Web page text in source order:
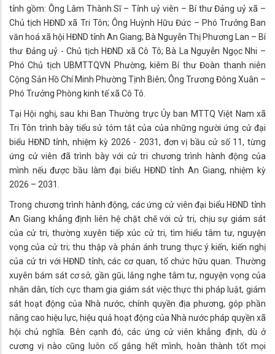
tỉnh gồm: Ông Lâm Thành Sĩ – Tỉnh uỷ viên – Bí thư Đảng uỷ xã –
Chủ tịch HĐND xã Tri Tôn; Ông Huỳnh Hữu Đức – Phó Trưởng Ban
văn hoá xã hội HĐND tỉnh An Giang; Bà Nguyễn Thị Phương Lan – Bí
thư Đảng uỷ - Chủ tịch HĐND xã Cô Tô; Bà La Nguyễn Ngọc Nhi –
Phó Chủ tịch UBMTTQVN Phường, kiêm Bí thư Đoàn thanh niên
Cộng Sản Hồ Chí Minh Phường Tịnh Biên; Ông Trương Đông Xuân –
Phó Trưởng Phòng kinh tế xã Cô Tô.
Tại Hội nghị, sau khi Ban Thường trực Ủy ban MTTQ Việt Nam xã
Tri Tôn trình bày tiểu sử tóm tắt của của những người ứng cử đại
biểu HĐND tỉnh, nhiệm kỳ 2026 - 2031, đơn vị bầu cử số 11, từng
ứng cử viên đã trình bày với cử tri chương trình hành động của
mình nếu được bầu làm đại biểu HĐND tỉnh An Giang, nhiệm kỳ
2026 – 2031.
Trong chương trình hành động, các ứng cử viên đại biểu HĐND tỉnh
An Giang khẳng định liên hệ chặt chẽ với cử tri, chịu sự giám sát
của cử tri, thường xuyên tiếp xúc cử tri, tìm hiểu tâm tư, nguyện
vọng của cử tri; thu thập và phản ánh trung thực ý kiến, kiến nghị
của cử tri với HĐND tỉnh, các cơ quan, tổ chức hữu quan. Thường
xuyên bám sát cơ sở, gần gũi, lắng nghe tâm tư, nguyện vọng của
nhân dân, tích cực tham gia giám sát việc thực thi pháp luật, giám
sát hoạt động của Nhà nước, chính quyền địa phương, góp phần
nâng cao hiệu lực, hiệu quả hoạt động của Nhà nước pháp quyền xã
hội chủ nghĩa. Bên cạnh đó, các ứng cử viên khẳng định, dù ở
cương vị nào cũng luôn cố gắng hết mình, hoàn thành tốt mọi